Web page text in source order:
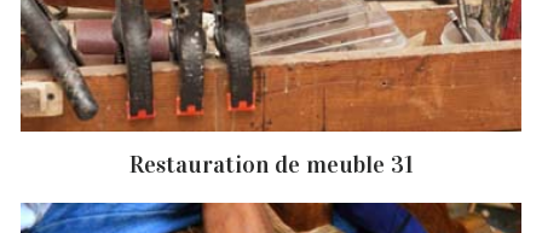
Restauration de meuble 31